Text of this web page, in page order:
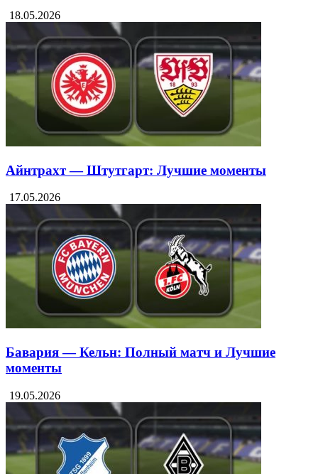
18.05.2026
Айнтрахт — Штутгарт: Лучшие моменты
17.05.2026
Бавария — Кельн: Полный матч и Лучшие
моменты
19.05.2026